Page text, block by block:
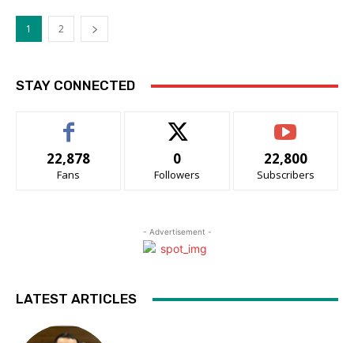
1 2
STAY CONNECTED
22,878
Fans
0
Followers
22,800
Subscribers
- Advertisement -
LATEST ARTICLES